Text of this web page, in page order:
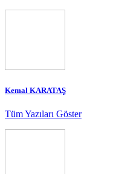
Kemal KARATAŞ
Tüm Yazıları Göster